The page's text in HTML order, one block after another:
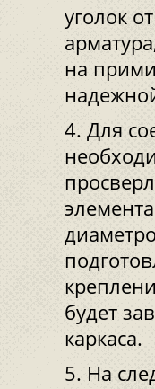
уголок
на
Для
будет
каркаса.
На